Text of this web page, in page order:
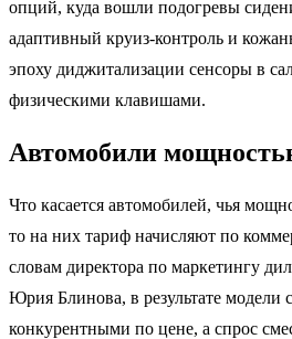
опций, куда вошли подогревы
адаптивный круиз-контроль и
эпоху диджитализации сенсоры в
физическими клавишами.
Автомобили
Что касается автомобилей, чья
то на них тариф начисляют по
словам директора по маркетингу
Юрия Блинова, в результате модели
конкурентными по цене, а спрос